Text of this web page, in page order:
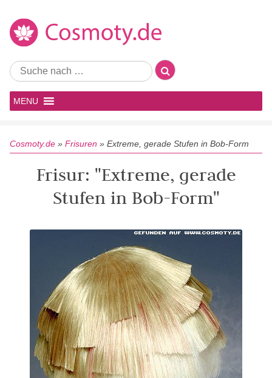
MENU
Cosmoty.de » Frisuren » Extreme, gerade Stufen in Bob-Form
Frisur: "Extreme, gerade
Stufen in Bob-Form"